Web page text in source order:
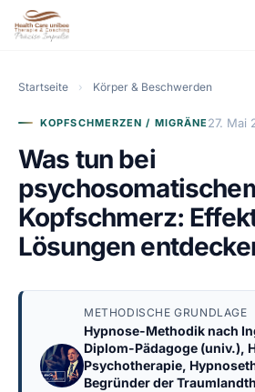
Startseite › Körper & Beschwerden
KOPFSCHMERZEN / MIGRÄNE 27. Mai
Was tun bei
Kopfschmerz:
Lösungen
METHODISCHE GRUNDLAGE
Hypnose-Methodik nach
Diplom-Pädagoge (univ.),
Psychotherapie,
Begründer der